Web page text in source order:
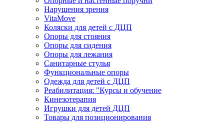
Нарушения зрения
VitaMove
Коляски для детей с ДЦП
Опоры для стояния
Опоры для сидения
Опоры для лежания
Санитарные стулья
Функциональные опоры
Одежда для детей с ДЦП
Реабилитация: "Курсы и обучение
Кинезотерапия
Игрушки для детей ДЦП
Товары для позиционирования